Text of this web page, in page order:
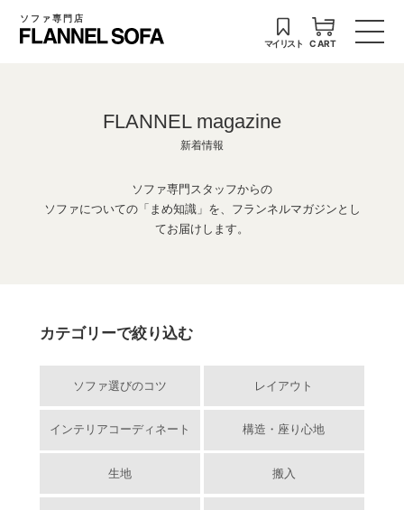
ソファ専門店
マイリスト CART
FLANNEL magazine
新着情報
ソファ専門スタッフからの
ソファについての「まめ知識」を、フランネルマガジンとし
てお届けします。
カテゴリーで絞り込む
ソファ選びのコツ レイアウト
インテリアコーディネート 構造・座り心地
生地 搬入